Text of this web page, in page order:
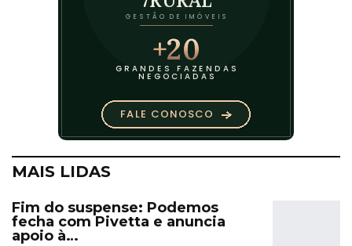
MAIS LIDAS
Fim do suspense: Podemos
fecha com Pivetta e anuncia
apoio à…